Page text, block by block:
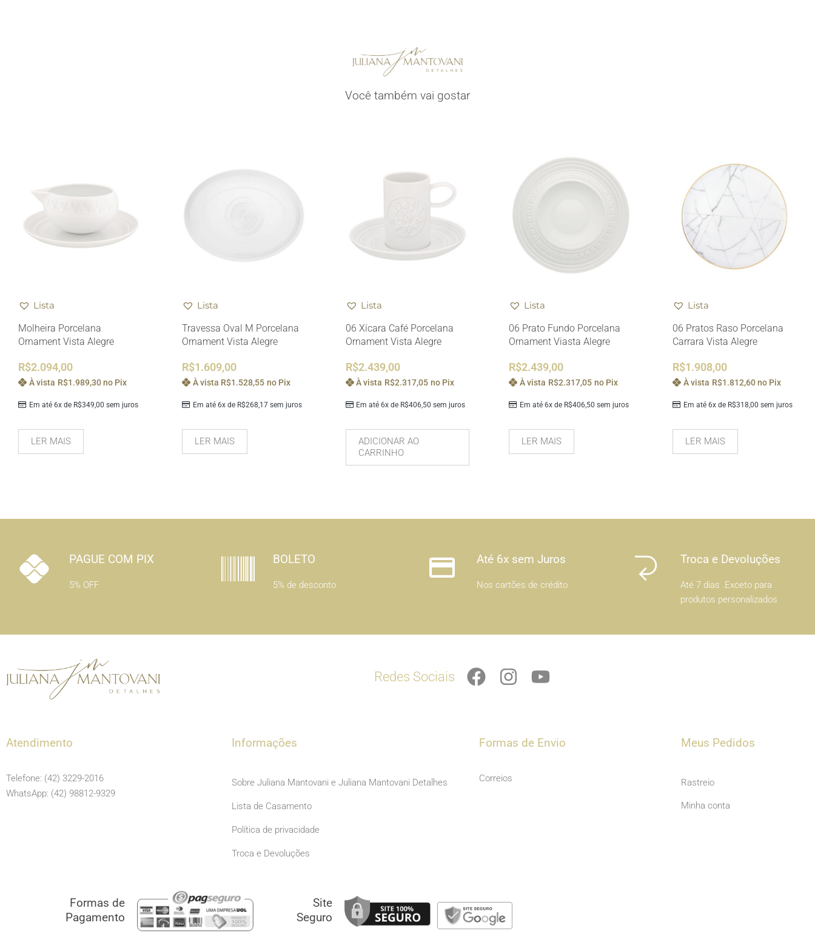
Você também vai gostar
Lista
Molheira Porcelana
Ornament Vista Alegre
R$2.094,00
Em até 6x de R$349,00 sem juros
À vista R$1.989,30 no Pix
LER MAIS
Lista
Travessa Oval M Porcelana
Ornament Vista Alegre
R$1.609,00
Em até 6x de R$268,17sem juros
À vista R$1.528,55 no Pix
LER MAIS
Lista
06 Xícara Café Porcelana
Ornament Vista Alegre
R$2.439,00
Em até 6x de R$406,50 sem juros
À vista R$2.317,05 no Pix
ADICIONAR AO
CARRINHO
Lista
06 Prato Fundo Porcelana
Ornament Viasta Alegre
R$2.439,00
Em até 6x de R$406,50 sem juros
À vista R$2.317,05 no Pix
LER MAIS
Lista
06 Pratos Raso Porcelana
Carrara Vista Alegre
R$1.908,00
Em até 6x de R$318,00 sem juros
À vista R$1.812,60 no Pix
LER MAIS
PAGUE COM PIX
5% OFF
BOLETO
5% de desconto
Até 6x sem Juros
Nos cartões de crédito
Troca e Devoluções
Até 7 dias .Exceto para
produtos personalizados
Redes Sociais
F
a
b
o
I
n
a
r
Y
o
u
Atendimento
Telefone: (42) 3229-2016
WhatsApp: (42) 98812-9329
Informações
Sobre Juliana Mantovani e Juliana Mantovani Detalhes
Lista de Casamento
Política de privacidade
Troca e Devoluções
Formas de Envio
Correios
Meus Pedidos
Rastreio
Minha conta
Formas de
Pagamento
Site
Seguro